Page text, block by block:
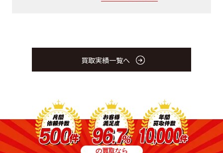
買取実績一覧へ
の買取なら